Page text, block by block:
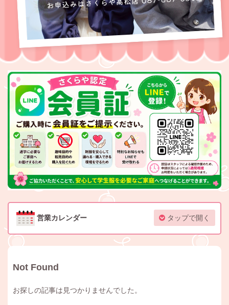
営業カレンダー タップで開く
Not Found
お探しの記事は見つかりませんでした。